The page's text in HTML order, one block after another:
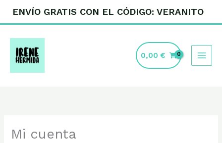
ENVÍO GRATIS CON EL CÓDIGO: VERANITO
0,00 €
Mi cuenta